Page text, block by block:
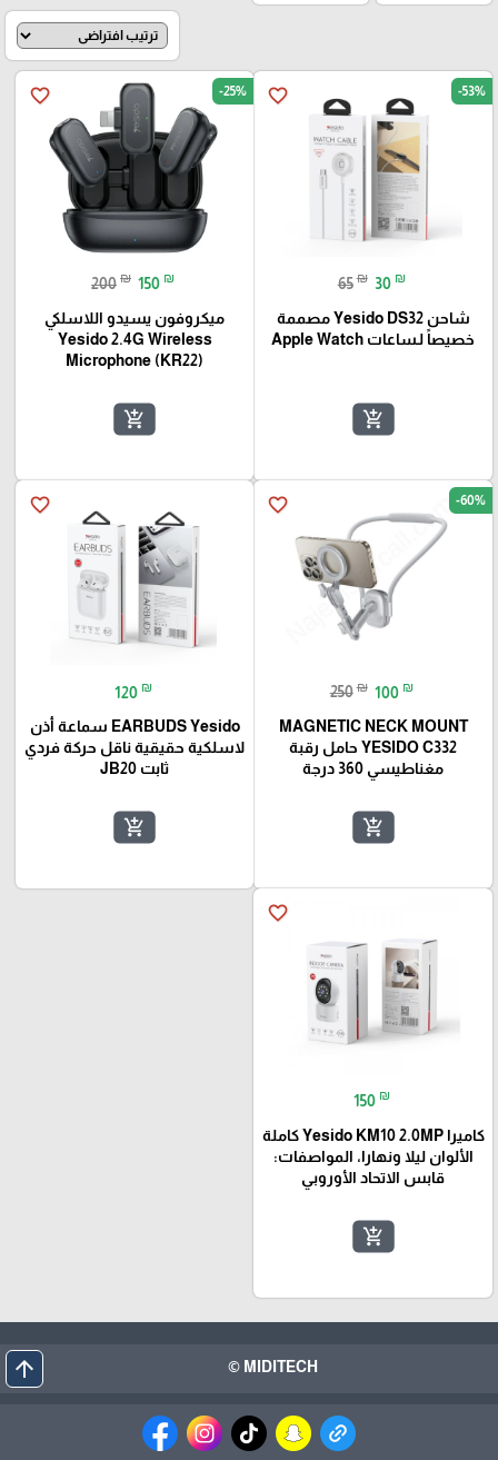
favorite_border -53%
65 ₪ 30 ₪
شاحن Yesido DS32 مصممة
خصيصاً لـساعات Apple Watch
add_shopping_cart
favorite_border -25%
200 ₪ 150 ₪
ميكروفون يسيدو اللاسلكي
Yesido 2.4G Wireless
Microphone (KR22)
add_shopping_cart
favorite_border -60%
250 ₪ 100 ₪
MAGNETIC NECK MOUNT
YESIDO C332 حامل رقبة
مغناطيسي 360 درجة
add_shopping_cart
favorite_border
120 ₪
Yesido ‏EARBUDS سماعة أذن
لاسلكية حقيقية ناقل حركة فردي
ثابت JB20
add_shopping_cart
favorite_border
150 ₪
كاميرا Yesido KM10 2.0MP كاملة
الألوان ليلا ونهارا، المواصفات:
قابس الاتحاد الأوروبي⁩
add_shopping_cart
MIDITECH ©
arrow_upward